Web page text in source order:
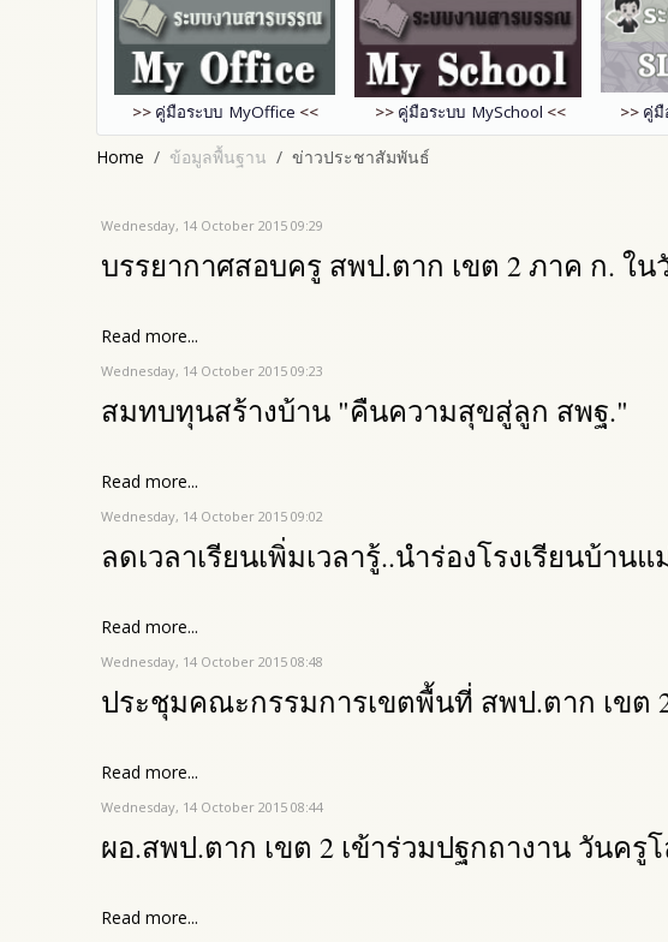
>> คู่มือระบบ MyOffice << >> คู่มือระบบ MySchool << >> คู่มื
Home ข้อมูลพื้นฐาน ข่าวประชาสัมพันธ์
Wednesday, 14 October 2015 09:29
บรรยากาศสอบครู สพป.ตาก เขต 2 ภาค ก. ใน
Read more...
Wednesday, 14 October 2015 09:23
สมทบทุนสร้างบ้าน "คืนความสุขสู่ลูก สพฐ."
Read more...
Wednesday, 14 October 2015 09:02
ลดเวลาเรียนเพิ่มเวลารู้..นำร่องโรงเรียนบ้าน
Read more...
Wednesday, 14 October 2015 08:48
ประชุมคณะกรรมการเขตพื้นที่ สพป.ตาก เขต
Read more...
Wednesday, 14 October 2015 08:44
ผอ.สพป.ตาก เขต 2 เข้าร่วมปฐกถางาน วันครูโ
Read more...